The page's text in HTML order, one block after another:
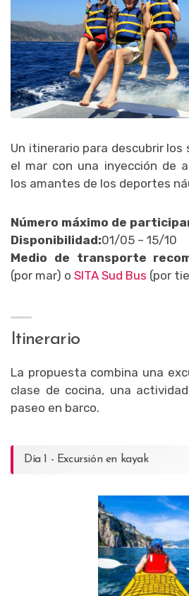
Un itinerario para descubrir los
el mar con una inyección de
los amantes de los deportes
Número máximo de
Disponibilidad:01/05 – 15/10
Medio de transporte
(por mar) o SITA Sud Bus (por
Itinerario
La propuesta combina una
clase de cocina, una
paseo en barco.
Día 1 - Excursión en kayak